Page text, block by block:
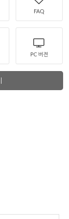
FAQ
PC 버젼